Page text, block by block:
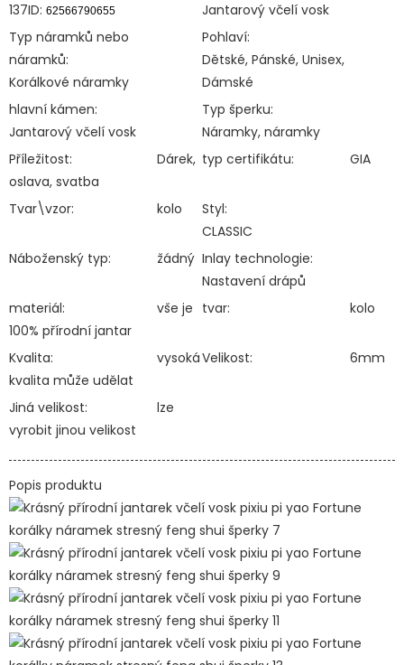
137ID:
Jantarový včelí vosk
Typ náramků nebo
náramků:
Korálkové náramky
Pohlaví:
Dětské, Pánské, Unisex,
Dámské
hlavní kámen:
Jantarový včelí vosk
Typ šperku:
Náramky, náramky
Příležitost:
Dárek,
oslava, svatba
typ certifikátu: GIA
Tvar\vzor: kolo
Styl:
CLASSIC
Náboženský typ:
žádný Inlay technologie:
Nastavení drápů
materiál:
vše je
100% přírodní jantar
tvar: kolo
Kvalita:
vysoká
kvalita může udělat
Velikost: 6mm
Jiná velikost:
lze
vyrobit jinou velikost
Popis produktu